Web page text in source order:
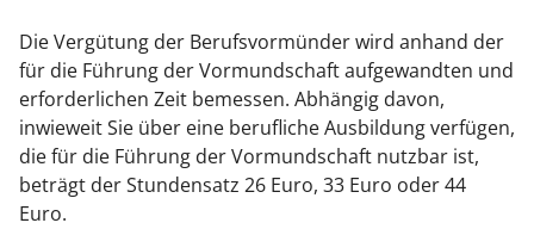
Die Vergütung der Berufsvormünder wird anhand der
für die Führung der Vormundschaft aufgewandten und
erforderlichen Zeit bemessen. Abhängig davon,
inwieweit Sie über eine berufliche Ausbildung verfügen,
diefür die Führung der Vormundschaft nutzbar ist,
beträgt der Stundensatz 26 Euro, 33 Euro oder 44
Euro.